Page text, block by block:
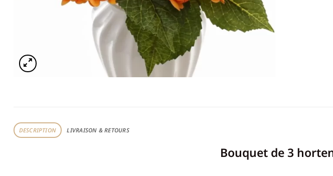
DESCRIPTION LIVRAISON & RETOURS
Bouquet de 3